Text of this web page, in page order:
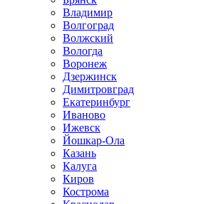
Владимир
Волгоград
Волжский
Вологда
Воронеж
Дзержинск
Димитровград
Екатеринбург
Иваново
Ижевск
Йошкар-Ола
Казань
Калуга
Киров
Кострома